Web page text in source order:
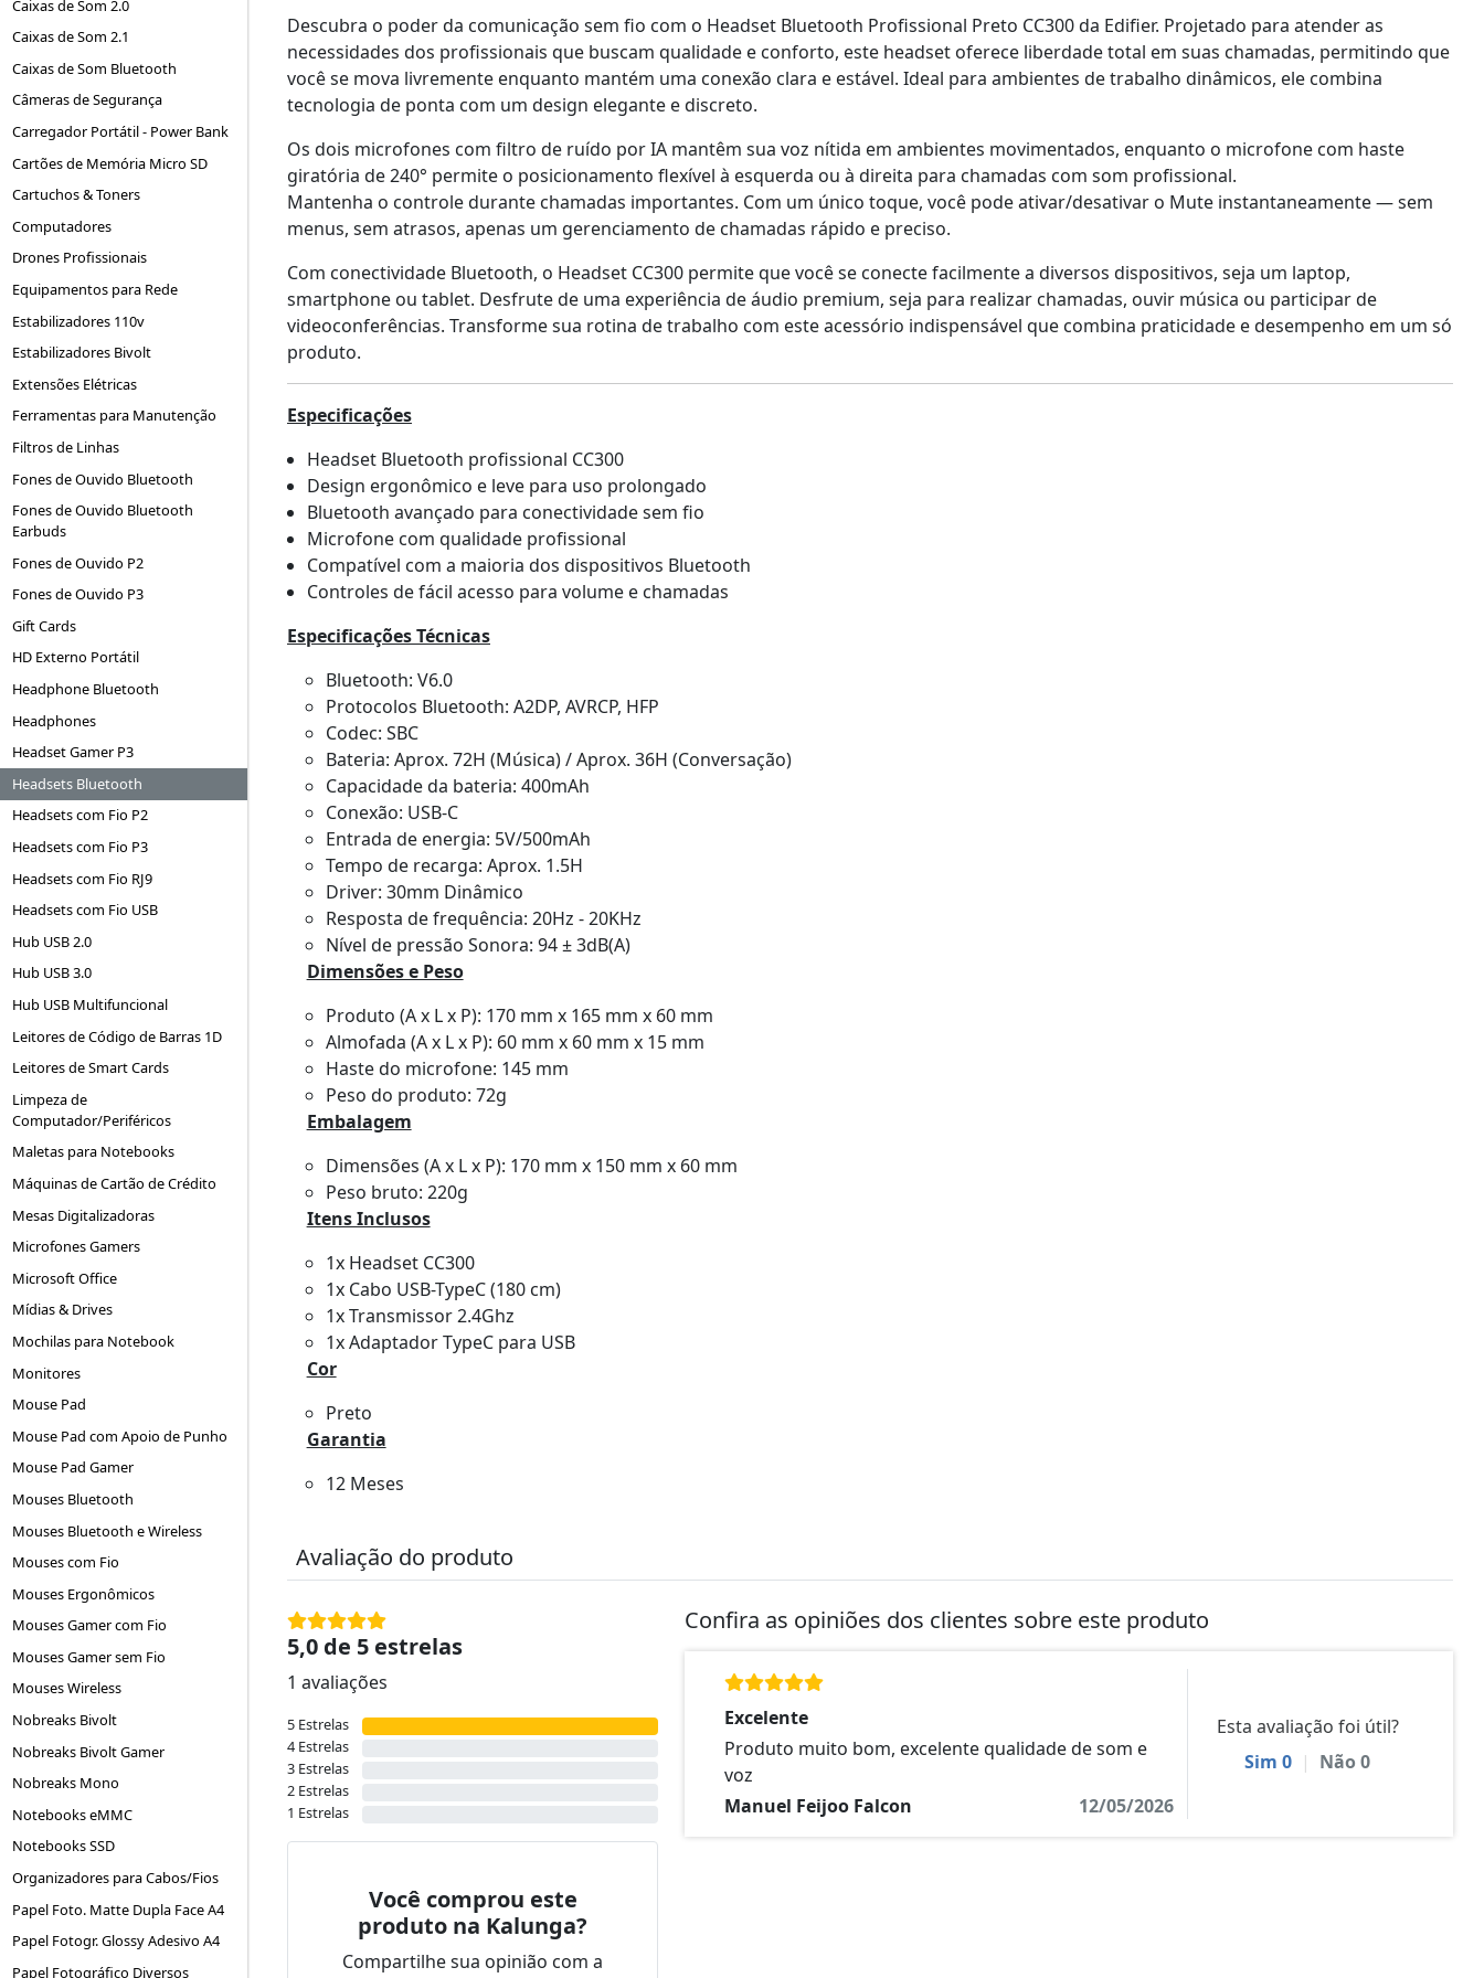
Caixas de Som 2.0
Caixas de Som 2.1
Caixas de Som Bluetooth
Câmeras de Segurança
Carregador Portátil - Power Bank
Cartões de Memória Micro SD
Cartuchos & Toners
Computadores
Drones Profissionais
Equipamentos para Rede
Estabilizadores 110v
Estabilizadores Bivolt
Extensões Elétricas
Ferramentas para Manutenção
Filtros de Linhas
Fones de Ouvido Bluetooth
Fones de Ouvido Bluetooth
Earbuds
Fones de Ouvido P2
Fones de Ouvido P3
Gift Cards
HD Externo Portátil
Headphone Bluetooth
Headphones
Headset Gamer P3
Headsets Bluetooth
Headsets com Fio P2
Headsets com Fio P3
Headsets com Fio RJ9
Headsets com Fio USB
Hub USB 2.0
Hub USB 3.0
Hub USB Multifuncional
Leitores de Código de Barras 1D
Leitores de Smart Cards
Limpeza de
Computador/Periféricos
Maletas para Notebooks
Máquinas de Cartão de Crédito
Mesas Digitalizadoras
Microfones Gamers
Microsoft Office
Mídias & Drives
Mochilas para Notebook
Monitores
Mouse Pad
Mouse Pad com Apoio de Punho
Mouse Pad Gamer
Mouses Bluetooth
Mouses Bluetooth e Wireless
Mouses com Fio
Mouses Ergonômicos
Mouses Gamer com Fio
Mouses Gamer sem Fio
Mouses Wireless
Nobreaks Bivolt
Nobreaks Bivolt Gamer
Nobreaks Mono
Notebooks eMMC
Notebooks SSD
Organizadores para Cabos/Fios
Papel Foto. Matte Dupla Face A4
Papel Fotogr. Glossy Adesivo A4
Papel Fotográfico Diversos
Descubra o poder da comunicação sem fio com o Headset Bluetooth Profissional Preto CC300 da Edifier. Projetado para atender as
necessidades dos profissionais que buscam qualidade e conforto, este headset oferece liberdade total em suas chamadas, permitindo que
você se mova livremente enquanto mantém uma conexão clara e estável. Ideal para ambientes de trabalho dinâmicos, ele combina
tecnologia de ponta com um design elegante e discreto.
Os dois microfones com filtro de ruído por IA mantêm sua voz nítida em ambientes movimentados, enquanto o microfone com haste
giratória de 240° permite o posicionamento flexível à esquerda ou à direita para chamadas com som profissional.
Mantenha o controle durante chamadas importantes. Com um único toque, você pode ativar/desativar o Mute instantaneamente — sem
menus, sem atrasos, apenas um gerenciamento de chamadas rápido e preciso.
Com conectividade Bluetooth, o Headset CC300 permite que você se conecte facilmente a diversos dispositivos, seja um laptop,
smartphone ou tablet. Desfrute de uma experiência de áudio premium, seja para realizar chamadas, ouvir música ou participar de
videoconferências. Transforme sua rotina de trabalho com este acessório indispensável que combina praticidade e desempenho em um só
produto.
Especificações
Headset Bluetooth profissional CC300
Design ergonômico e leve para uso prolongado
Bluetooth avançado para conectividade sem fio
Microfone com qualidade profissional
Compatível com a maioria dos dispositivos Bluetooth
Controles de fácil acesso para volume e chamadas
Especificações Técnicas
Bluetooth: V6.0
Protocolos Bluetooth: A2DP, AVRCP, HFP
Codec: SBC
Bateria: Aprox. 72H (Música) / Aprox. 36H (Conversação)
Capacidade da bateria: 400mAh
Conexão: USB-C
Entrada de energia: 5V/500mAh
Tempo de recarga: Aprox. 1.5H
Driver: 30mm Dinâmico
Resposta de frequência: 20Hz - 20KHz
Nível de pressão Sonora: 94 ± 3dB(A)
Dimensões e Peso
Produto (A x L x P): 170 mm x 165 mm x 60 mm
Almofada (A x L x P): 60 mm x 60 mm x 15 mm
Haste do microfone: 145 mm
Peso do produto: 72g
Embalagem
Dimensões (A x L x P): 170 mm x 150 mm x 60 mm
Peso bruto: 220g
Itens Inclusos
1x Headset CC300
1x Cabo USB-TypeC (180 cm)
1x Transmissor 2.4Ghz
1x Adaptador TypeC para USB
Cor
Preto
Garantia
12 Meses
Avaliação do produto
5,0 de 5 estrelas
1 avaliações
5 Estrelas
4 Estrelas
3 Estrelas
2 Estrelas
1 Estrelas
Você comprou este
produto na Kalunga?
Compartilhe sua opinião com a
Confira as opiniões dos clientes sobre este produto
Excelente
Produto muito bom, excelente qualidade de som e
voz
Manuel Feijoo Falcon
12/05/2026
Esta avaliação foi útil?
Sim 0 | Não0